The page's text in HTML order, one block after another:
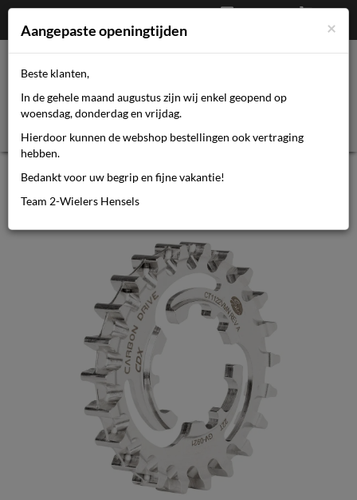
€0,00
Afrekenen
Mijn account
Gates CDX achtertandwiel 22 tands
Enviolo / Nuvinc
×
Aangepaste openingtijden
Beste klanten,
In de gehele maand augustus zijn wij enkel geopend op
woensdag, donderdag en vrijdag.
Hierdoor kunnen de webshop bestellingen ook vertraging
hebben.
Bedankt voor uw begrip en fijne vakantie!
Team 2-Wielers Hensels